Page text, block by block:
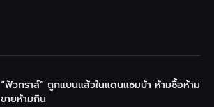
“ฟัวกราส์” ถูกแบนแล้วในแดนแซมบ้า ห้ามซื้อห้าม
ขายห้ามกิน